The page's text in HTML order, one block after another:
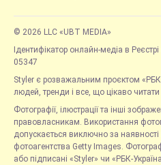
© 2026 LLC «UBT MEDIA»
Ідентифікатор онлайн-медіа в
05347
Styler є розважальним проєктом
людей, тренди і все, що цікаво
Фотографії, ілюстрації та інші
правовласникам. Використання
допускається виключно за
фотоагентства Getty Images.
або підписані «Styler» чи «РБК-